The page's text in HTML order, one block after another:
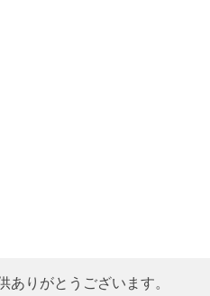
ありがとうございます。